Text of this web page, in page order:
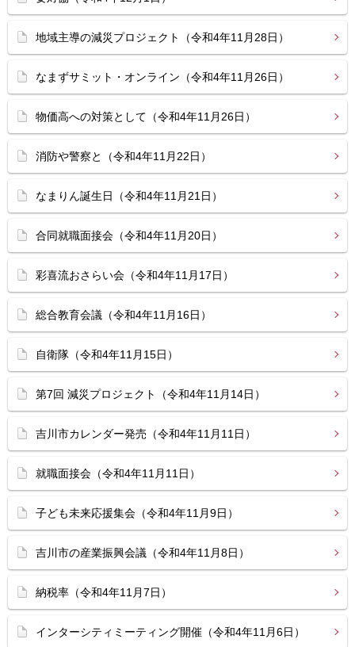
地域主導の減災プロジェクト（令和4年11月28日）
なまずサミット・オンライン（令和4年11月26日）
物価高への対策として（令和4年11月26日）
消防や警察と（令和4年11月22日）
なまりん誕生日（令和4年11月21日）
合同就職面接会（令和4年11月20日）
彩喜流おさらい会（令和4年11月17日）
総合教育会議（令和4年11月16日）
自衛隊（令和4年11月15日）
第7回 減災プロジェクト（令和4年11月14日）
吉川市カレンダー発売（令和4年11月11日）
就職面接会（令和4年11月11日）
子ども未来応援集会（令和4年11月9日）
吉川市の産業振興会議（令和4年11月8日）
納税率（令和4年11月7日）
インターシティミーティング開催（令和4年11月6日）